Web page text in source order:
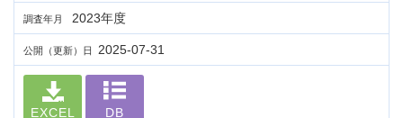
調査年月 2023年度
公開（更新）日 2025-07-31
EXCEL DB